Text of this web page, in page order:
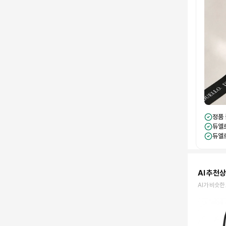
정품
듀엘
듀엘
AI 추천
AI가 비슷한